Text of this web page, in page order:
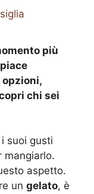
più
opzioni,
chi sei
suoi gusti
mangiarlo.
aspetto.
un gelato, è